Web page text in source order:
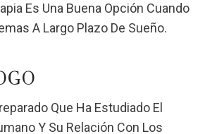
Es Una Buena Opción Cuando
A Largo Plazo De Sueño.
Que Ha Estudiado El
Y Su Relación Con Los